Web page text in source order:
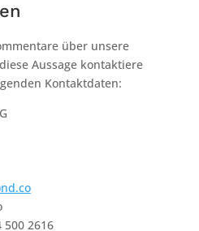
über unsere
Aussage kontaktiere
Kontaktdaten:
2616